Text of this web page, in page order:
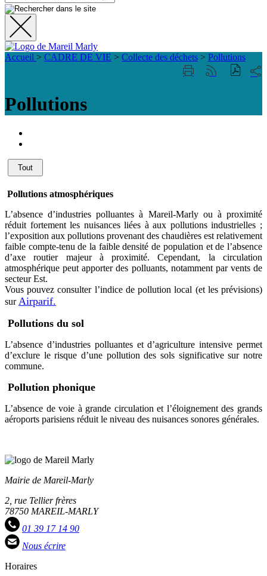
Fermer
la
recherche
Accueil > CADRE DE VIE > Collecte des déchets > Pollutions
ImprimerGénérer
sur
Pollutions
Tout
Pollutions atmosphériques
L’absence d’industries polluantes à Mareil-Marly ou à proximité
réduit fortement les nuisances liées à aux pollutions industrielles ;
l’exposition aux pollutions provenant des chaudières est relativement
faible compte-tenu de la faible densité de population et de l’absence
d’axe routier majeur à proximité. Cependant, la circulation
atmosphérique peut apporter des polluants, notamment par vents de
secteur Est.
Vous pouvez consulter l’indice de pollution local (et les prévisions)
surAirparif.
Pollutions du sol
L’absence d’industries polluantes et d’agriculture intensive permet
d’exclure le risque d’une pollution des sols significative sur notre
commune.
Pollution phonique
L’absence de voie à grande circulation et l’éloignement des grands
aéroports parisiens réduit le niveau des nuisances sonores générales.
Mairie de Mareil-Marly
2, rue Tellier frères
78750 MAREIL-MARLY
01 39 17 14 90
Nous écrire
Horaires